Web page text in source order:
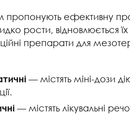
пропонують ефективну
рости, відновлюється
препарати для
— містять міні-дози
— містять лікувальні